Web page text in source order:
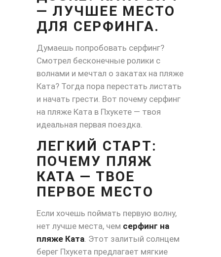
— ЛУЧШЕЕ МЕСТО
ДЛЯ СЕРФИНГА.
Думаешь попробовать серфинг?
Смотрел бесконечные ролики с
волнами и мечтал о закатах на пляже
Ката? Тогда пора перестать листать
и начать грести. Вот почему серфинг
на пляже Ката в Пхукете — твоя
идеальная первая поездка.
ЛЕГКИЙ СТАРТ:
ПОЧЕМУ ПЛЯЖ
КАТА — ТВОЕ
ПЕРВОЕ МЕСТО
Если хочешь поймать первую волну,
нет лучше места, чем серфинг на
пляже Ката . Этот залитый солнцем
берег Пхукета предлагает мягкие